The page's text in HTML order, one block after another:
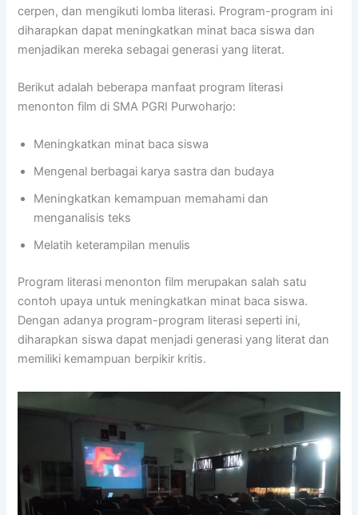
cerpen, dan mengikuti lomba literasi. Program-program ini
diharapkan dapat meningkatkan minat baca siswa dan
menjadikan mereka sebagai generasi yang literat.
Berikut adalah beberapa manfaat program literasi
menonton film di SMA PGRI Purwoharjo:
Meningkatkan minat baca siswa
Mengenal berbagai karya sastra dan budaya
Meningkatkan kemampuan memahami dan
menganalisis teks
Melatih keterampilan menulis
Program literasi menonton film merupakan salah satu
contoh upaya untuk meningkatkan minat baca siswa.
Dengan adanya program-program literasi seperti ini,
diharapkan siswa dapat menjadi generasi yang literat dan
memiliki kemampuan berpikir kritis.